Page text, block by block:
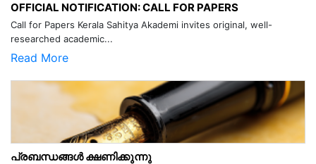
OFFICIAL NOTIFICATION: CALL FOR PAPERS
Call for Papers Kerala Sahitya Akademi invites original, well-
researched academic...
Read More
പ്രബന്ധങ്ങൾ ക്ഷണിക്കുന്നു